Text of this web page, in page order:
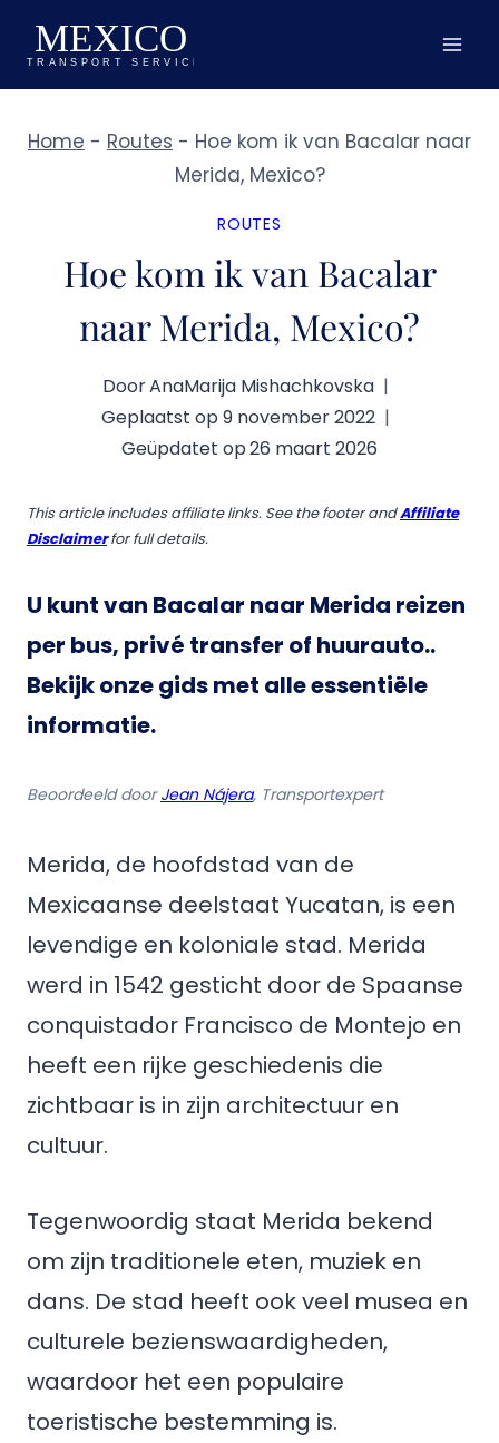
Doorgaan
naar
inhoud
Home - Routes - Hoe kom ik van Bacalar naar
Merida, Mexico?
ROUTES
Hoe kom ik van Bacalar
naar Merida, Mexico?
DoorAnaMarija Mishachkovska
Geplaatst op 9 november 2022
Geüpdatet op26 maart 2026
This article includes affiliate links. See the footer andAffiliate
Disclaimerfor full details.
U kunt van Bacalar naar Merida reizen
per bus, privé transfer of huurauto..
Bekijk onze gids met alle essentiële
informatie.
Beoordeeld doorJean Nájera, Transportexpert
Merida, de hoofdstad van de
Mexicaanse deelstaat Yucatan, is een
levendige en koloniale stad. Merida
werd in 1542 gesticht door de Spaanse
conquistador Francisco de Montejo en
heeft een rijke geschiedenis die
zichtbaar is in zijn architectuur en
cultuur.
Tegenwoordig staat Merida bekend
om zijn traditionele eten, muziek en
dans. De stad heeft ook veel musea en
culturele bezienswaardigheden,
waardoor het een populaire
toeristische bestemming is.